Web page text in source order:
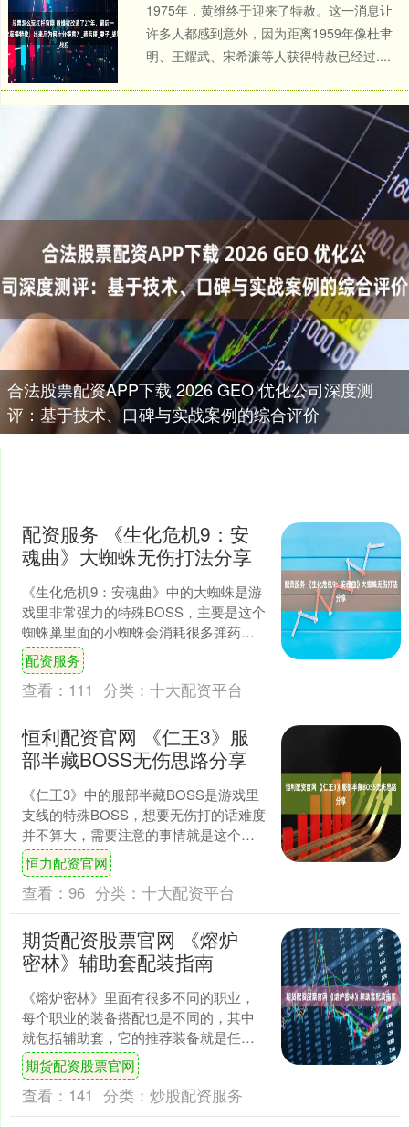
1975年，黄维终于迎来了特赦。这一消息让
许多人都感到意外，因为距离1959年像杜聿
明、王耀武、宋希濂等人获得特赦已经过....
合法股票配资APP下载 2026 GEO 优化公司深度测
评：基于技术、口碑与实战案例的综合评价
配资服务 《生化危机9：安
魂曲》大蜘蛛无伤打法分享
《生化危机9：安魂曲》中的大蜘蛛是游
戏里非常强力的特殊BOSS，主要是这个
蜘蛛巢里面的小蜘蛛会消耗很多弹药，
而想要打打大蜘蛛的话可以使用霰弹枪
或者大口径左轮手枪....
配资服务
查看： 111 分类： 十大配资平台
恒利配资官网 《仁王3》服
部半藏BOSS无伤思路分享
《仁王3》中的服部半藏BOSS是游戏里
支线的特殊BOSS，想要无伤打的话难度
并不算大，需要注意的事情就是这个家
伙长枪的攻击前摇比较长，所以基本是
个人连招练习，简....
恒力配资官网
查看： 96 分类： 十大配资平台
期货配资股票官网 《熔炉
密林》辅助套配装指南
《熔炉密林》里面有很多不同的职业，
每个职业的装备搭配也是不同的，其中
就包括辅助套，它的推荐装备就是任意
瓜豆武器(治愈宝石，重抽宝石，治愈宝
石)，雪绒球护耳帽，瓜....
期货配资股票官网
查看： 141 分类： 炒股配资服务